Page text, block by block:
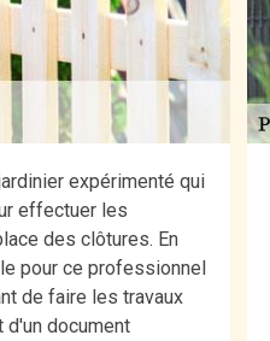
expérimenté qui
effectuer les
des clôtures. En
pour ce professionnel
de faire les travaux
document